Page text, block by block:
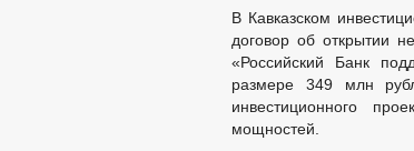
В Кавказском
договор об открытии
«Российский Банк
размере 349 млн
инвестиционного
мощностей.